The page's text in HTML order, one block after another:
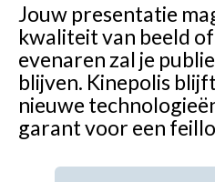
Jouw presentatie
kwaliteit van beeld
evenaren zal je
blijven. Kinepolis
nieuwe
garant voor een